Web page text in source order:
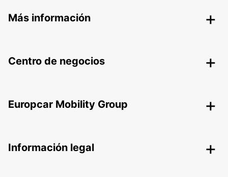
Más información
Centro de negocios
Europcar Mobility Group
Información legal